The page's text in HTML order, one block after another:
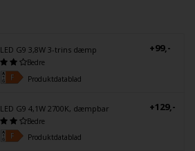
LED G9 3,8W 3-trins dæmp
Bedre
Produktdatablad
+99,-
LED G9 4,1W 2700K, dæmpbar
Bedre
Produktdatablad
+129,-